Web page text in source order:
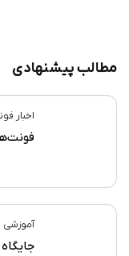
مطالب پیشنهادی
اخبار
آموزشی